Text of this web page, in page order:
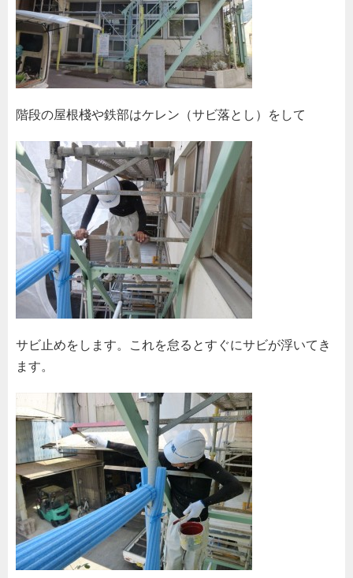
階段の屋根棧や鉄部はケレン（サビ落とし）をして
サビ止めをします。これを怠るとすぐにサビが浮いてき
ます。